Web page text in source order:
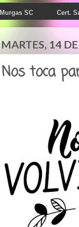
Murgas SC Cert.
MARTES, 14
Nos toca